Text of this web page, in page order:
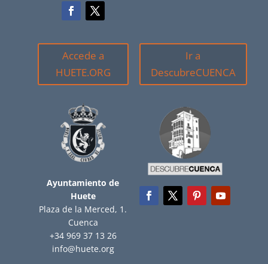
Accede a
HUETE.ORG
Ayuntamiento de
Huete
Plaza de la Merced, 1.
Cuenca
+34 969 37 13 26
info@huete.org
Ir a
DescubreCUENCA